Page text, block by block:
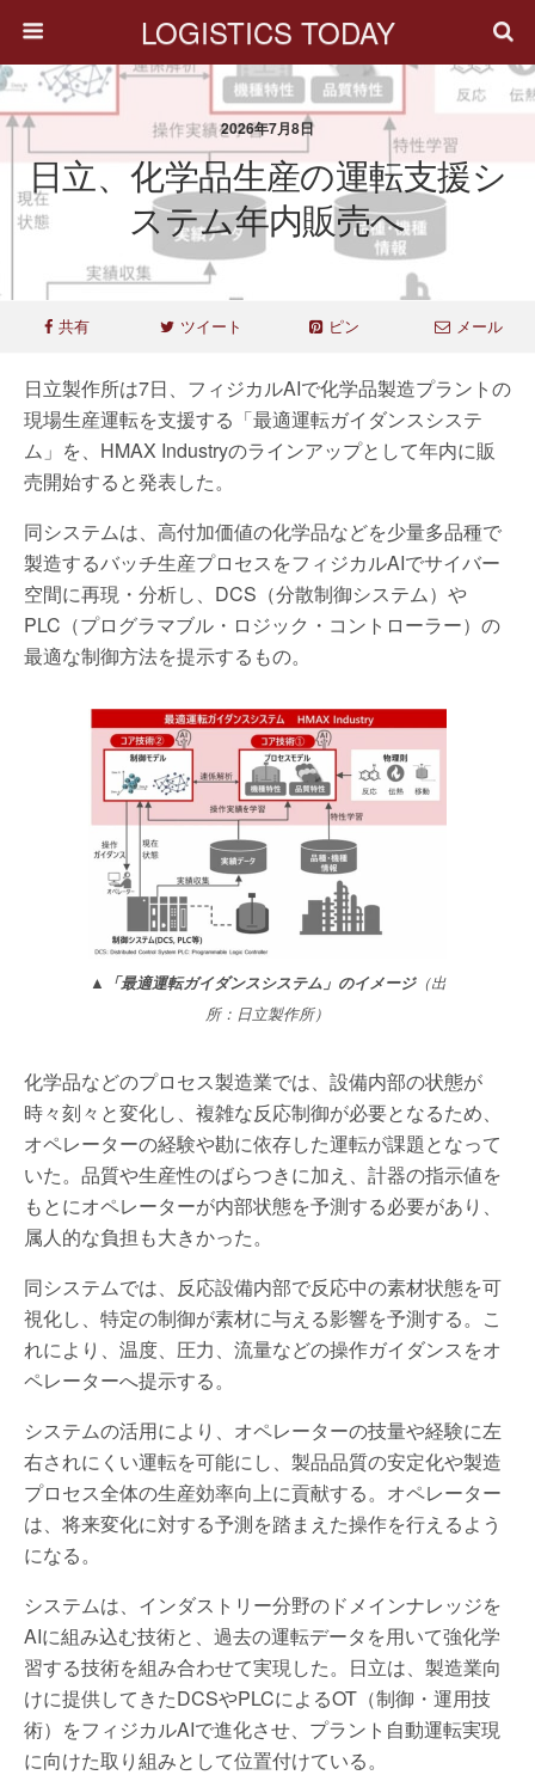
LOGISTICS TODAY
2026年7月8日
日立、化学品生産の運転支援シ
ステム年内販売へ
共有 ツイート ピン メール
日立製作所は7日、フィジカルAIで化学品製造プラントの
現場生産運転を支援する「最適運転ガイダンスシステ
ム」を、HMAX Industryのラインアップとして年内に販
売開始すると発表した。
同システムは、高付加価値の化学品などを少量多品種で
製造するバッチ生産プロセスをフィジカルAIでサイバー
空間に再現・分析し、DCS（分散制御システム）や
PLC（プログラマブル・ロジック・コントローラー）の
最適な制御方法を提示するもの。
▲「最適運転ガイダンスシステム」のイメージ（出
所：日立製作所）
化学品などのプロセス製造業では、設備内部の状態が
時々刻々と変化し、複雑な反応制御が必要となるため、
オペレーターの経験や勘に依存した運転が課題となって
いた。品質や生産性のばらつきに加え、計器の指示値を
もとにオペレーターが内部状態を予測する必要があり、
属人的な負担も大きかった。
同システムでは、反応設備内部で反応中の素材状態を可
視化し、特定の制御が素材に与える影響を予測する。こ
れにより、温度、圧力、流量などの操作ガイダンスをオ
ペレーターへ提示する。
システムの活用により、オペレーターの技量や経験に左
右されにくい運転を可能にし、製品品質の安定化や製造
プロセス全体の生産効率向上に貢献する。オペレーター
は、将来変化に対する予測を踏まえた操作を行えるよう
になる。
システムは、インダストリー分野のドメインナレッジを
AIに組み込む技術と、過去の運転データを用いて強化学
習する技術を組み合わせて実現した。日立は、製造業向
けに提供してきたDCSやPLCによるOT（制御・運用技
術）をフィジカルAIで進化させ、プラント自動運転実現
に向けた取り組みとして位置付けている。